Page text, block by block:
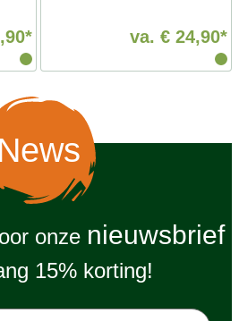
va. € 24,90*
News
onze nieuwsbrief
15% korting!